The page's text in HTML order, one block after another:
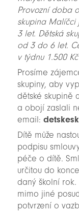
Provozní doba
skupina
3 let. Dětská
od 3 do 6 let.
v týdnu 1.500
Prosíme
skupiny, aby
dětské skupině
a obojí zaslali
email:
Dítě může
podpisu
péče o dítě.
určitou do
daný školní
mimo jiné
potvrzení o